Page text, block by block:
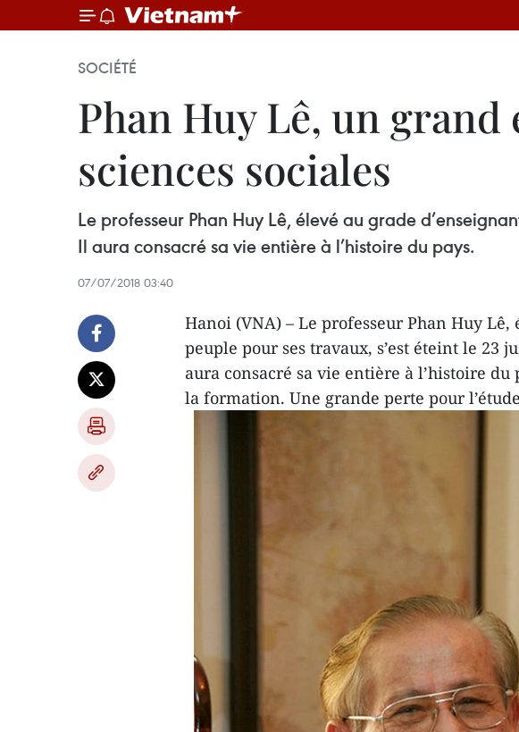
SOCIÉTÉ
Phan Huy Lê, un
sciences sociales
Le professeur Phan Huy Lê, élevé au grade
Il aura consacré sa vie entière à l’histoire du pays.
07/07/2018 03:40
Hanoi (VNA) – Le professeur Phan Huy Lê,
peuple pour ses travaux, s’est éteint le 23
aura consacré sa vie entière à l’histoire
la formation. Une grande perte pour